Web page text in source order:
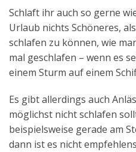
Termine
Aktuelles
Kontakt
English
Schlaft ihr auch so gerne
Urlaub nichts Schöneres,
schlafen zu können, wie
mal geschlafen – wenn es
einem Sturm auf einem
Es gibt allerdings auch
möglichst nicht schlafen
beispielsweise gerade am
dann ist es nicht